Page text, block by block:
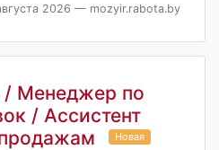
2026 — mozyir.rabota.by
Менеджер по
/ Ассистент
Новая